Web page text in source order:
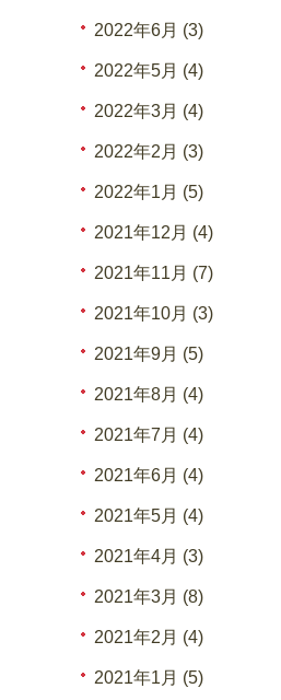
2022年6月 (3)
2022年5月 (4)
2022年3月 (4)
2022年2月 (3)
2022年1月 (5)
2021年12月 (4)
2021年11月 (7)
2021年10月 (3)
2021年9月 (5)
2021年8月 (4)
2021年7月 (4)
2021年6月 (4)
2021年5月 (4)
2021年4月 (3)
2021年3月 (8)
2021年2月 (4)
2021年1月 (5)